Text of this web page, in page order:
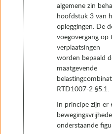
algemene zin
hoofdstuk 3 van
opleggingen. De
voegovergang op
verplaatsingen
worden bepaald
maatgevende
RTD1007-2 §5.1.
In principe zijn er
onderstaande